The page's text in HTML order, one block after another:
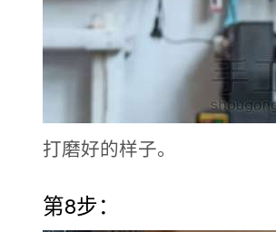
打磨好的样子。
第8步：